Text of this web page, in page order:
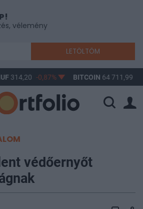
vélemény
LETÖLTÖM
314,20 -0,87% BITCOIN 64 711,99
védőernyőt